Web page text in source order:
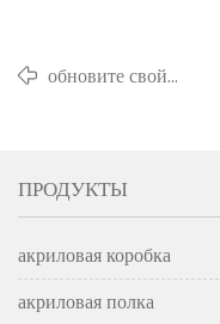
обновите свой
фоторамками
ПРОДУКТЫ
акриловая коробка
акриловая полка